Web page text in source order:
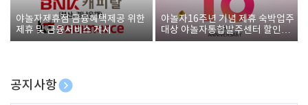
야놀자제휴점 금융혜택제공 위한
제휴 및 금융서비스 게시
야놀자16주년 기념 제휴 숙박업주
대상 야놀자통합발주센터 할인쿠
폰 증정
공지사항
[호텔업] 개인정보 처리방침 개정본1 (19.09.02)